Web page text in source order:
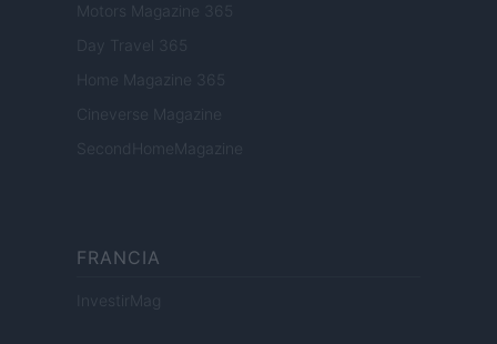
Motors Magazine 365
Day Travel 365
Home Magazine 365
Cineverse Magazine
SecondHomeMagazine
FRANCIA
InvestirMag